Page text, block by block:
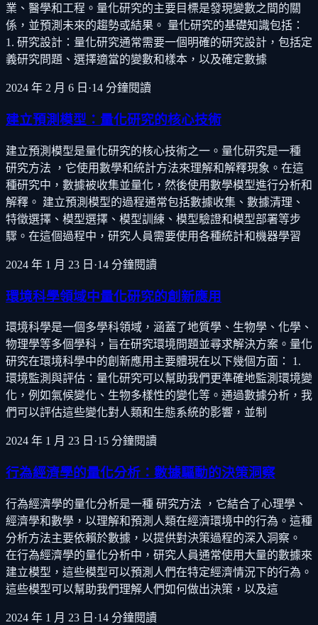
業、醫學和工程。量化研究的主要目標是發現變數之間的關
係，並預測未來的趨勢或結果。 量化研究的基礎知識包括：
1. 研究設計：量化研究通常需要一個明確的研究設計，包括定
義研究問題、選擇適當的變數和樣本，以及確定數據
2024 年 2 月 6 日 ·14 分鐘閱讀
建立預測模型：量化研究的核心技術
建立預測模型是量化研究的核心技術之一。量化研究是一種
研究方法 ，它使用數學和統計方法來理解和解釋現象。在這
種研究中，數據被收集並量化，然後使用數學模型進行分析和
解釋。 建立預測模型的過程通常包括數據收集、數據清理、
特徵選擇、模型選擇、模型訓練、模型驗證和模型部署等步
驟。在這個過程中，研究人員需要使用各種統計和機器學習
2024 年 1 月 23 日 ·14 分鐘閱讀
環境科學領域中量化研究的創新應用
環境科學是一個多學科領域，涵蓋了地質學、生物學、化學、
物理學等多個學科，旨在研究環境問題並尋求解決方案。量化
研究在環境科學中的創新應用主要體現在以下幾個方面： 1.
環境監測與評估：量化研究可以幫助我們更準確地監測環境變
化，例如氣候變化、生物多樣性的變化等。通過數據分析，我
們可以評估這些變化對人類和生態系統的影響，並制
2024 年 1 月 23 日 ·15 分鐘閱讀
行為經濟學的量化分析：數據驅動的決策洞察
行為經濟學的量化分析是一種 研究方法 ，它結合了心理學、
經濟學和數學，以理解和預測人類在經濟環境中的行為。這種
分析方法主要依賴於數據，以提供對決策過程的深入洞察。
在行為經濟學的量化分析中，研究人員通常使用大量的數據來
建立模型，這些模型可以預測人們在特定經濟情況下的行為。
這些模型可以幫助我們理解人們如何做出決策，以及這
2024 年 1 月 23 日 ·14 分鐘閱讀